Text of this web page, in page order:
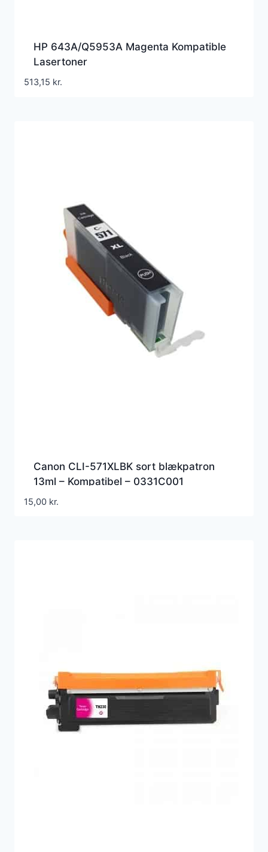
HP 643A/Q5953A Magenta Kompatible
Lasertoner
513,15 kr.
Canon CLI-571XLBK sort blækpatron
13ml – Kompatibel – 0331C001
15,00 kr.